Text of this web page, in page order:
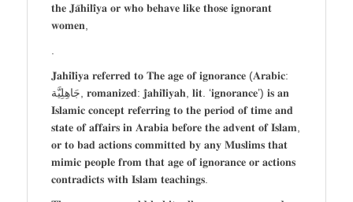
𝐭𝐡𝐞 𝐉𝐚̄𝐡𝐢𝐥𝐢̄𝐲𝐚 𝐨𝐫 𝐰𝐡𝐨 𝐛𝐞𝐡𝐚𝐯𝐞 𝐥𝐢𝐤𝐞 𝐭𝐡𝐨𝐬𝐞 𝐢𝐠𝐧𝐨𝐫𝐚𝐧𝐭
𝐰𝐨𝐦𝐞𝐧,
𝐉𝐚̄𝐡𝐢𝐥𝐢̄𝐲𝐚 𝐫𝐞𝐟𝐞𝐫𝐫𝐞𝐝 𝐭𝐨 𝐓𝐡𝐞 𝐚𝐠𝐞 𝐨𝐟 𝐢𝐠𝐧𝐨𝐫𝐚𝐧𝐜𝐞 (𝐀𝐫𝐚𝐛𝐢𝐜:
‏جَاهِلِيَّة‎‎, 𝐫𝐨𝐦𝐚𝐧𝐢𝐳𝐞𝐝: 𝐣𝐚̄𝐡𝐢𝐥𝐢̄𝐲𝐚𝐡, 𝐥𝐢𝐭. ‘𝐢𝐠𝐧𝐨𝐫𝐚𝐧𝐜𝐞’) 𝐢𝐬 𝐚𝐧
𝐈𝐬𝐥𝐚𝐦𝐢𝐜 𝐜𝐨𝐧𝐜𝐞𝐩𝐭 𝐫𝐞𝐟𝐞𝐫𝐫𝐢𝐧𝐠 𝐭𝐨 𝐭𝐡𝐞 𝐩𝐞𝐫𝐢𝐨𝐝 𝐨𝐟 𝐭𝐢𝐦𝐞 𝐚𝐧𝐝
𝐬𝐭𝐚𝐭𝐞 𝐨𝐟 𝐚𝐟𝐟𝐚𝐢𝐫𝐬 𝐢𝐧 𝐀𝐫𝐚𝐛𝐢𝐚 𝐛𝐞𝐟𝐨𝐫𝐞 𝐭𝐡𝐞 𝐚𝐝𝐯𝐞𝐧𝐭 𝐨𝐟 𝐈𝐬𝐥𝐚𝐦,
𝐨𝐫 𝐭𝐨 𝐛𝐚𝐝 𝐚𝐜𝐭𝐢𝐨𝐧𝐬 𝐜𝐨𝐦𝐦𝐢𝐭𝐭𝐞𝐝 𝐛𝐲 𝐚𝐧𝐲 𝐌𝐮𝐬𝐥𝐢𝐦𝐬 𝐭𝐡𝐚𝐭
𝐦𝐢𝐦𝐢𝐜 𝐩𝐞𝐨𝐩𝐥𝐞 𝐟𝐫𝐨𝐦 𝐭𝐡𝐚𝐭 𝐚𝐠𝐞 𝐨𝐟 𝐢𝐠𝐧𝐨𝐫𝐚𝐧𝐜𝐞 𝐨𝐫 𝐚𝐜𝐭𝐢𝐨𝐧𝐬
𝐜𝐨𝐧𝐭𝐫𝐚𝐝𝐢𝐜𝐭𝐬 𝐰𝐢𝐭𝐡 𝐈𝐬𝐥𝐚𝐦 𝐭𝐞𝐚𝐜𝐡𝐢𝐧𝐠𝐬.